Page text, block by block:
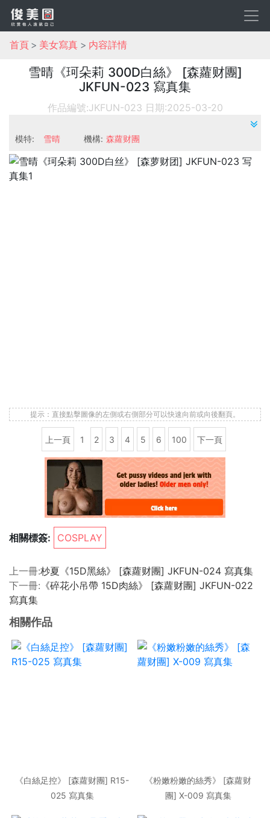
首頁 美女寫真 内容詳情
雪晴《珂朵莉 300D白絲》 [森蘿财團]
JKFUN-023 寫真集
作品編號:JKFUN-023 日期:2025-03-20
模特: 雪晴 機構: 森蘿财團
提示：直接點擊圖像的左側或右側部分可以快速向前或向後翻頁。
上一頁 1 2 3 4 5 6 100 下一頁
相關標簽: COSPLAY
上一冊:杪夏《15D黑絲》 [森蘿财團] JKFUN-024 寫真集
下一冊: 《碎花小吊帶 15D肉絲》 [森蘿财團] JKFUN-022
寫真集
相關作品
《白絲足控》 [森蘿财團] R15-
025 寫真集
《粉嫩粉嫩的絲秀》 [森蘿财
團] X-009 寫真集